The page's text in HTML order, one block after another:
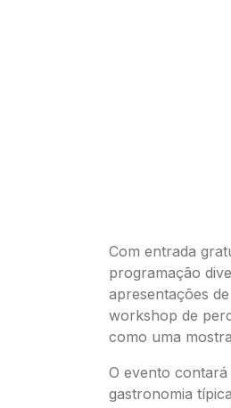
Com entrada
programação
apresentações
workshop de
como uma
O evento contará
gastronomia